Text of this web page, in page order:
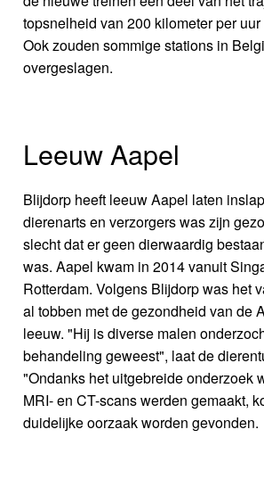
topsnelheid van 200 kilometer per
Ook zouden sommige stations in
overgeslagen.
Leeuw Aapel
Blijdorp heeft leeuw Aapel laten
dierenarts en verzorgers was zijn
slecht dat er geen dierwaardig
was. Aapel kwam in 2014 vanuit
Rotterdam. Volgens Blijdorp was het
al tobben met de gezondheid van de
leeuw. "Hij is diverse malen
behandeling geweest", laat de
"Ondanks het uitgebreide onderzoek
MRI- en CT-scans werden gemaakt,
duidelijke oorzaak worden gevonden.